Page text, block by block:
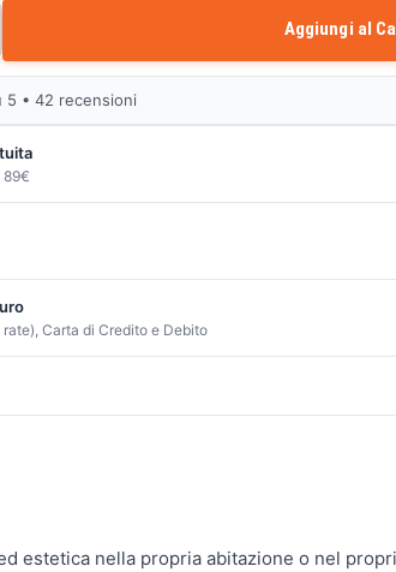
Aggiungi al
5 • 42 recensioni
89€
Carta di Credito e Debito
estetica nella propria abitazione o nel